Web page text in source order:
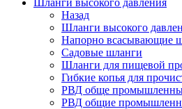
Шланги высокого давления
Назад
Шланги высокого
Напорно всасывающие
Садовые шланги
Шланги для пищевой
Гибкие копья для
РВД обще
РВД общие